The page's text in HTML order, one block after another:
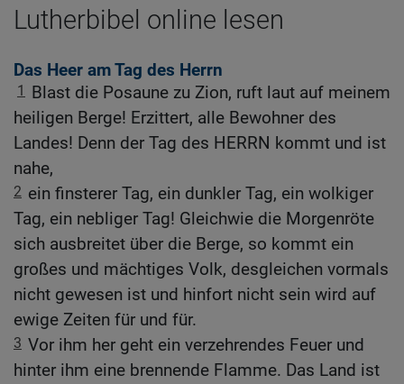
Lutherbibel online lesen
Das Heer am Tag des Herrn
1
Blast die Posaune zu Zion, ruft laut auf meinem
heiligen Berge! Erzittert, alle Bewohner des
Landes! Denn der Tag des HERRN kommt und ist
nahe,
2 ein finsterer Tag, ein dunkler Tag, ein wolkiger
Tag, ein nebliger Tag! Gleichwie die Morgenröte
sich ausbreitet über die Berge, so kommt ein
großes und mächtiges Volk, desgleichen vormals
nicht gewesen ist und hinfort nicht sein wird auf
ewige Zeiten für und für.
3 Vor ihm her geht ein verzehrendes Feuer und
hinter ihm eine brennende Flamme. Das Land ist